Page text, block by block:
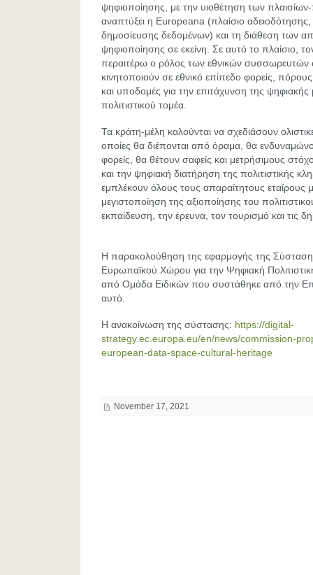
ψηφιοποίησης, με την υιοθέτηση των
αναπτύξει η Europeana (πλαίσιο αδειοδότησης,
δημοσίευσης δεδομένων) και τη διάθεση των
ψηφιοποίησης σε εκείνη. Σε αυτό το πλαίσιο,
περαιτέρω ο ρόλος των εθνικών
κινητοποιούν σε εθνικό επίπεδο φορείς,
και υποδομές για την επιτάχυνση της
πολιτιστικού τομέα.
Τα κράτη-μέλη καλούνται να σχεδιάσουν
οποίες θα διέπονται από όραμα, θα
φορείς, θα θέτουν σαφείς και μετρήσιμους
και την ψηφιακή διατήρηση της πολιτιστικής
εμπλέκουν όλους τους απαραίτητους εταίρους
μεγιστοποίηση της αξιοποίησης του
εκπαίδευση, την έρευνα, τον τουρισμό και τις
Η παρακολούθηση της εφαρμογής της
Ευρωπαϊκού Χώρου για την Ψηφιακή
από Ομάδα Ειδικών που συστάθηκε από την
αυτό.
H ανακοίνωση της σύστασης: https://digital-
strategy.ec.europa.eu/en/news/commission-
european-data-space-cultural-heritage
November 17, 2021